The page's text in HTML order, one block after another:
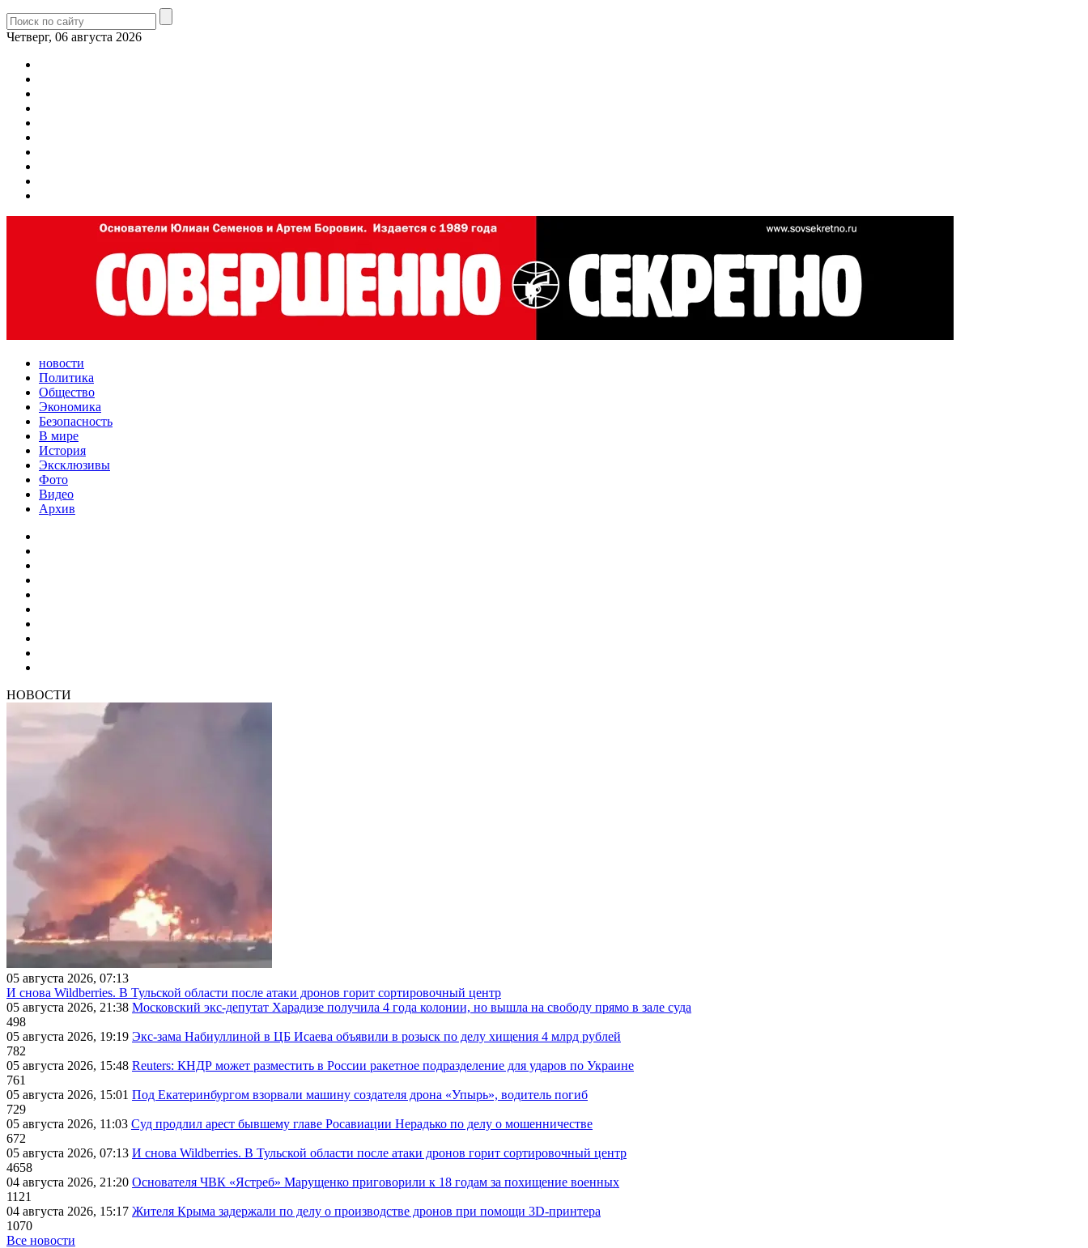
Четверг, 06 августа 2026
новости
Политика
Общество
Экономика
Безопасность
В мире
История
Эксклюзивы
Фото
Видео
Архив
НОВОСТИ
05 августа 2026, 07:13
И снова Wildberries. В Тульской области после атаки дронов горит сортировочный центр
05 августа 2026, 21:38 Московский экс-депутат Харадизе получила 4 года колонии, но вышла на свободу прямо в зале суда
498
05 августа 2026, 19:19 Экс-зама Набиуллиной в ЦБ Исаева объявили в розыск по делу хищения 4 млрд рублей
782
05 августа 2026, 15:48 Reuters: КНДР может разместить в России ракетное подразделение для ударов по Украине
761
05 августа 2026, 15:01 Под Екатеринбургом взорвали машину создателя дрона «Упырь», водитель погиб
729
05 августа 2026, 11:03 Суд продлил арест бывшему главе Росавиации Нерадько по делу о мошенничестве
672
05 августа 2026, 07:13 И снова Wildberries. В Тульской области после атаки дронов горит сортировочный центр
4658
04 августа 2026, 21:20 Основателя ЧВК «Ястреб» Марущенко приговорили к 18 годам за похищение военных
1121
04 августа 2026, 15:17 Жителя Крыма задержали по делу о производстве дронов при помощи 3D‑принтера
1070
Все новости